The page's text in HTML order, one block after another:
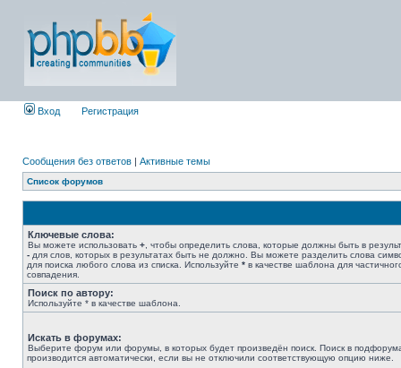
Вход Регистрация
Сообщения без ответов | Активные темы
Список форумов
Ключевые слова:
Вы можете использовать + , чтобы определить слова, которые должны быть в
- для слов, которых в результатах быть не должно. Вы можете разделить слова
для поиска любого слова из списка. Используйте * в качестве шаблона для
совпадения.
Поиск по автору:
Используйте * в качестве шаблона.
Искать в форумах:
Выберите форум или форумы, в которых будет произведён поиск. Поиск в
производится автоматически, если вы не отключили соответствующую опцию ниже.